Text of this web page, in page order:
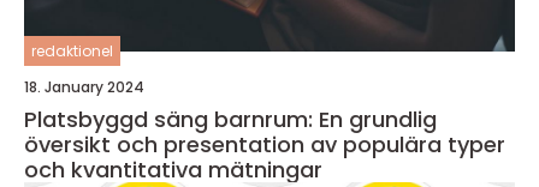
redaktionel
18. January 2024
Platsbyggd säng barnrum: En grundlig
översikt och presentation av populära typer
och kvantitativa mätningar